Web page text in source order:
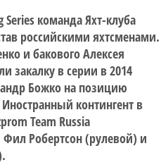
команда Яхт-клуба
российскими яхтсменами.
и бакового Алексея
закалку в серии в 2014
Божко на позицию
контингент в
Team Russia
Робертсон (рулевой) и